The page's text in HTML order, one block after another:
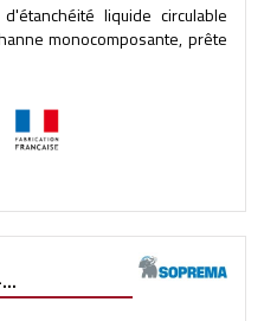
liquide circulable
monocomposante, prête